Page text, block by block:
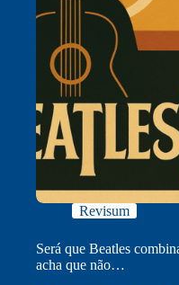
Revisum
Será que Beatles
acha que não…